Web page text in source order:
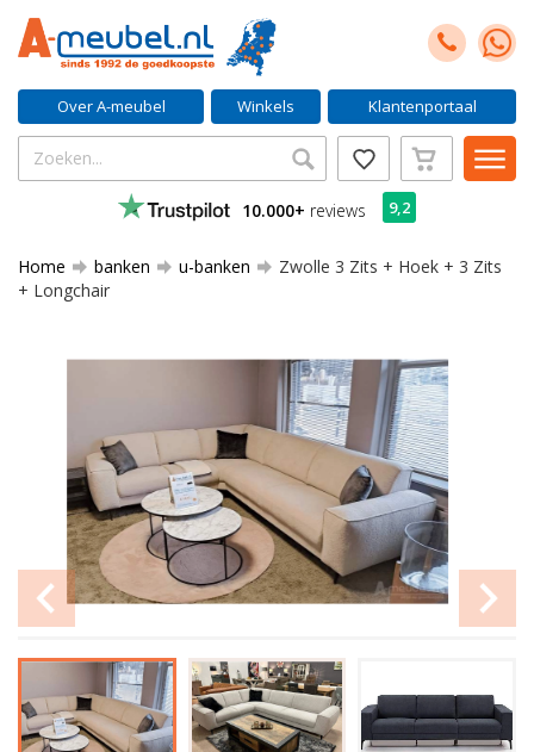
Over A-meubel Winkels Klantenportaal
10.000+ reviews 9,2
Home banken u-banken
Zwolle 3 Zits + Hoek + 3 Zits
+ Longchair